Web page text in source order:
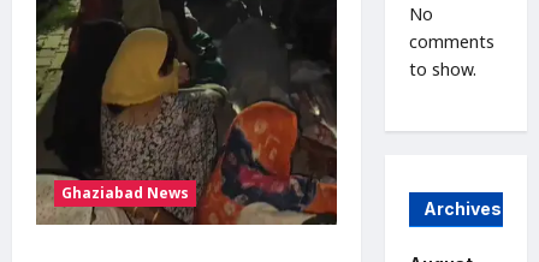
गाजियाबाद
में
पिंक
बूथ
के
बाहर
युवक
की
मौत,
30
मिनट
तक
सड़क
Ghaziabad News
No
comments
to show.
Archives